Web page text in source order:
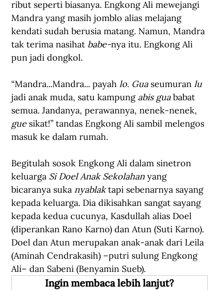
ribut seperti biasanya. Engkong Ali mewejangi
Mandra yang masih jomblo alias melajang
kendati sudah berusia matang. Namun, Mandra
tak terima nasihat babe-nya itu. Engkong Ali
pun jadi dongkol.
“Mandra...Mandra... payah lo. Gua seumuran lu
jadi anak muda, satu kampung abis gua babat
semua. Jandanya, perawannya, nenek-nenek,
gue sikat!” tandas Engkong Ali sambil melengos
masuk ke dalam rumah.
Begitulah sosok Engkong Ali dalam sinetron
keluarga Si Doel Anak Sekolahan yang
bicaranya suka nyablak tapi sebenarnya sayang
kepada keluarga. Dia dikisahkan sangat sayang
kepada kedua cucunya, Kasdullah alias Doel
(diperankan Rano Karno) dan Atun (Suti Karno).
Doel dan Atun merupakan anak-anak dari Leila
(Aminah Cendrakasih) –putri sulung Engkong
Ali– dan Sabeni (Benyamin Sueb).
Ingin membaca lebih lanjut?